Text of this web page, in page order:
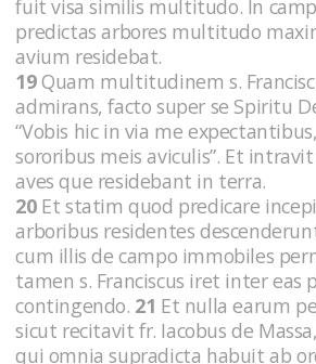
fuit visa similis multitudo. In
predictas arbores multitudo
avium residebat.
19Quam multitudinem s.
admirans, facto super se Spiritu
“Vobis hic in via me
sororibus meis aviculis”. Et
aves que residebant in terra.
20 Et statim quod predicare
arboribus residentes
cum illis de campo immobiles
tamen s. Franciscus iret inter eas
contingendo. 21 Et nulla earum
sicut recitavit fr. Iacobus de
qui omnia supradicta habuit ab